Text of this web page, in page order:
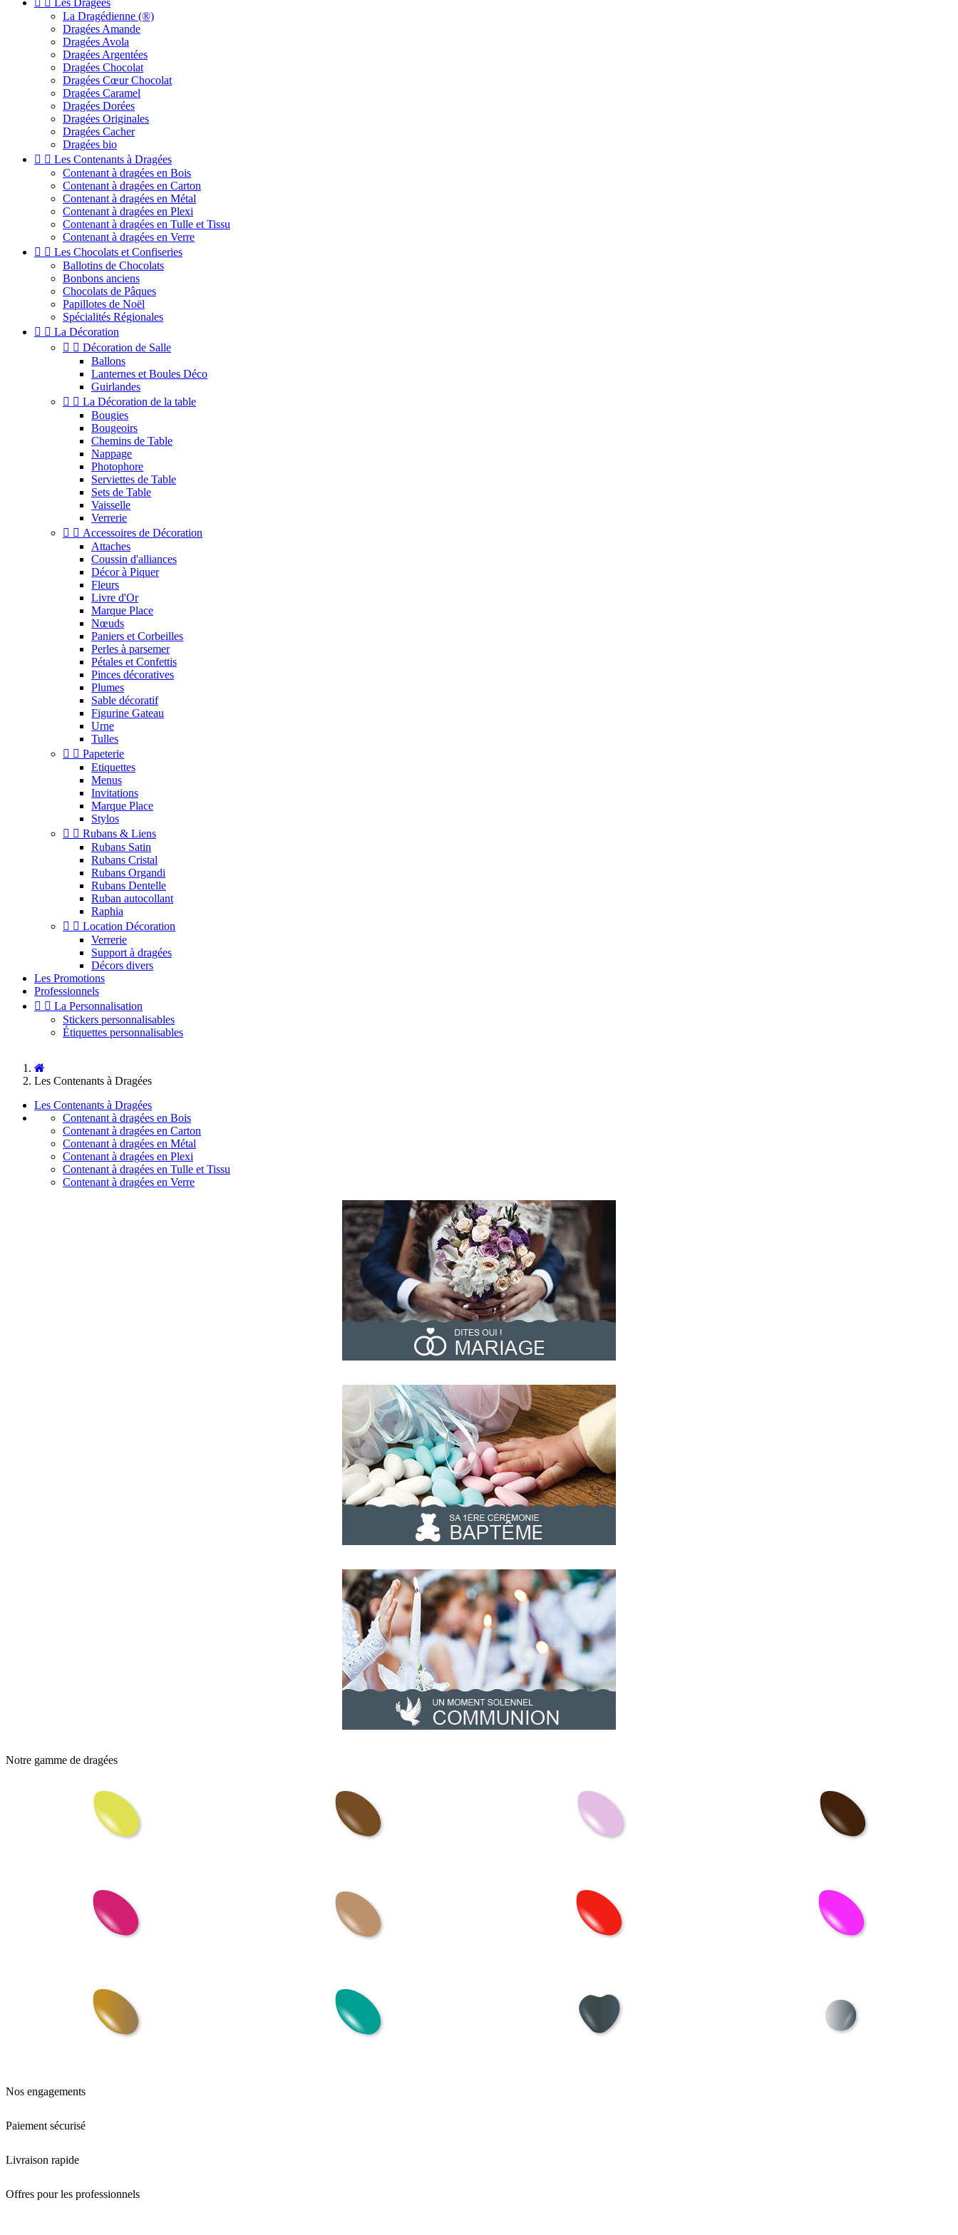
  Les Dragées
La Dragédienne (®)
Dragées Amande
Dragées Avola
Dragées Argentées
Dragées Chocolat
Dragées Cœur Chocolat
Dragées Caramel
Dragées Dorées
Dragées Originales
Dragées Cacher
Dragées bio
  Les Contenants à Dragées
Contenant à dragées en Bois
Contenant à dragées en Carton
Contenant à dragées en Métal
Contenant à dragées en Plexi
Contenant à dragées en Tulle et Tissu
Contenant à dragées en Verre
  Les Chocolats et Confiseries
Ballotins de Chocolats
Bonbons anciens
Chocolats de Pâques
Papillotes de Noël
Spécialités Régionales
  La Décoration
  Décoration de Salle
Ballons
Lanternes et Boules Déco
Guirlandes
  La Décoration de la table
Bougies
Bougeoirs
Chemins de Table
Nappage
Photophore
Serviettes de Table
Sets de Table
Vaisselle
Verrerie
  Accessoires de Décoration
Attaches
Coussin d'alliances
Décor à Piquer
Fleurs
Livre d'Or
Marque Place
Nœuds
Paniers et Corbeilles
Perles à parsemer
Pétales et Confettis
Pinces décoratives
Plumes
Sable décoratif
Figurine Gateau
Urne
Tulles
  Papeterie
Etiquettes
Menus
Invitations
Marque Place
Stylos
  Rubans & Liens
Rubans Satin
Rubans Cristal
Rubans Organdi
Rubans Dentelle
Ruban autocollant
Raphia
  Location Décoration
Verrerie
Support à dragées
Décors divers
Les Promotions
Professionnels
  La Personnalisation
Stickers personnalisables
Étiquettes personnalisables
Les Contenants à Dragées
Les Contenants à Dragées
Contenant à dragées en Bois
Contenant à dragées en Carton
Contenant à dragées en Métal
Contenant à dragées en Plexi
Contenant à dragées en Tulle et Tissu
Contenant à dragées en Verre
Notre gamme de dragées
Nos engagements
Paiement sécurisé
Livraison rapide
Offres pour les professionnels